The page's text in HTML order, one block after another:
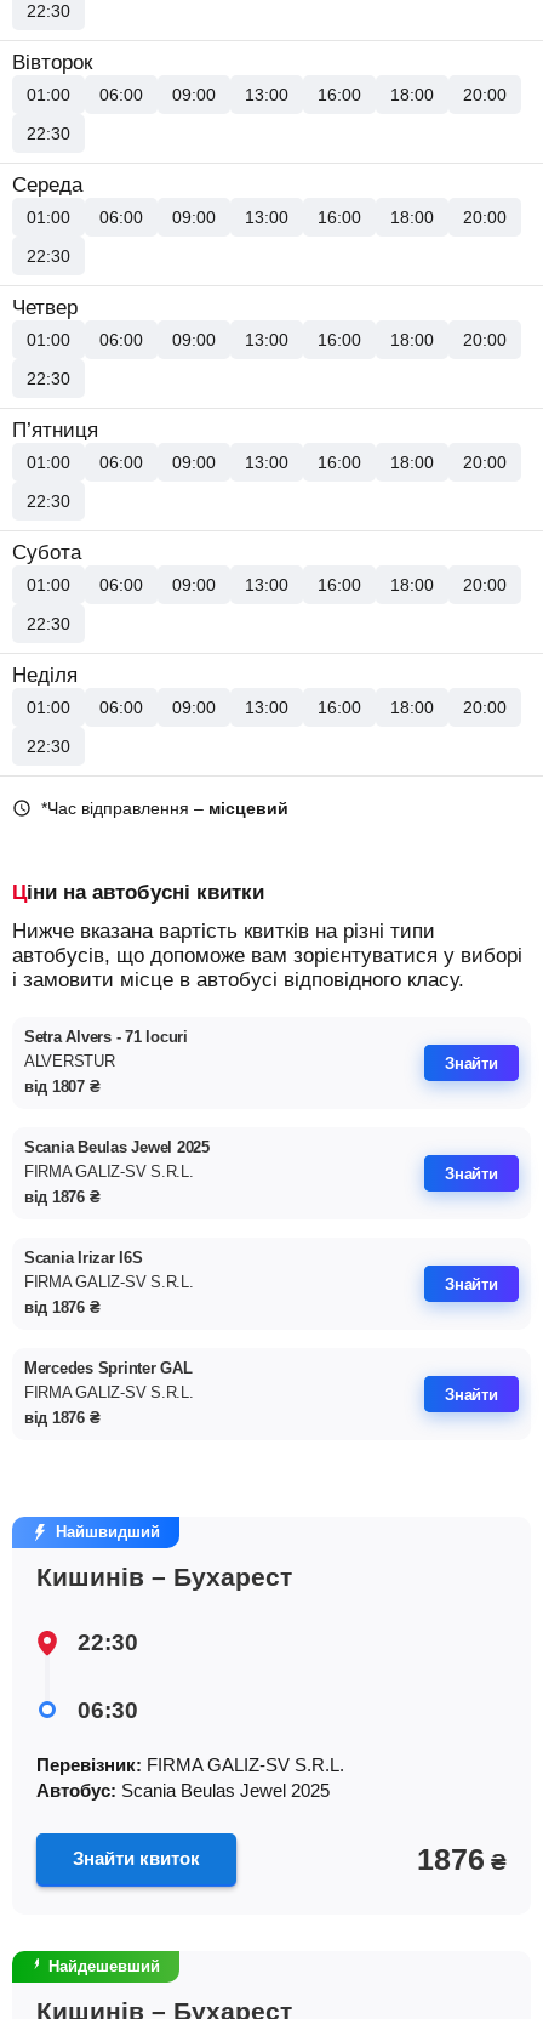
22:30
Вівторок
01:00 06:00 09:00 13:00 16:00 18:00
20:00
22:30
Середа
01:00 06:00 09:00 13:00 16:00 18:00
20:00
22:30
Четвер
01:00 06:00 09:00 13:00 16:00 18:00
20:00
22:30
П’ятниця
01:00 06:00 09:00 13:00 16:00 18:00
20:00
22:30
Субота
01:00 06:00 09:00 13:00 16:00 18:00
20:00
22:30
Неділя
01:00 06:00 09:00 13:00 16:00 18:00
20:00
22:30
*Час відправлення – місцевий
Ціни на автобусні квитки
Нижче вказана вартість квитків на різні типи
автобусів, що допоможе вам зорієнтуватися у виборі
і замовити місце в автобусі відповідного класу.
Setra Alvers - 71 locuri
ALVERSTUR
від 1807 ₴
Знайти
Scania Irizar I6S
FIRMA GALIZ-SV S.R.L.
від 1876 ₴
Знайти
Scania Beulas Jewel 2025
FIRMA GALIZ-SV S.R.L.
від 1876 ₴
Знайти
Mercedes Sprinter GAL
FIRMA GALIZ-SV S.R.L.
від 1876 ₴
Знайти
Найшвидший
Кишинів – Бухарест
22:30
06:30
Перевізник: FIRMA GALIZ-SV S.R.L.
Автобус: Scania Beulas Jewel 2025
Знайти квиток 1876 ₴
Найдешевший
Кишинів – Бухарест